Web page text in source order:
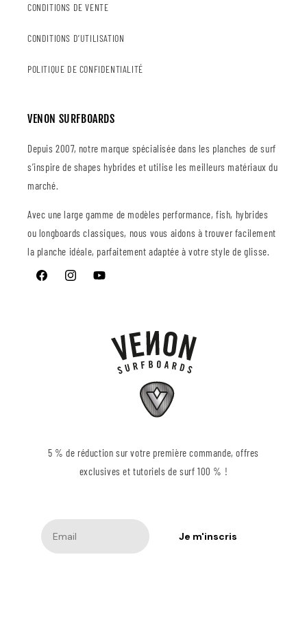
CONDITIONS DE VENTE
CONDITIONS D’UTILISATION
POLITIQUE DE CONFIDENTIALITÉ
VENON SURFBOARDS
Depuis 2007, notre marque spécialisée dans les planches de surf
s’inspire de shapes hybrides et utilise les meilleurs matériaux du
marché.
Avec une large gamme de modèles performance, fish, hybrides
ou longboards classiques, nous vous aidons à trouver facilement
la planche idéale, parfaitement adaptée à votre style de glisse.
FacebookInstagramYouTube
5 % de réduction sur votre première commande, offres
exclusives et tutoriels de surf 100 % !
Je m'inscris